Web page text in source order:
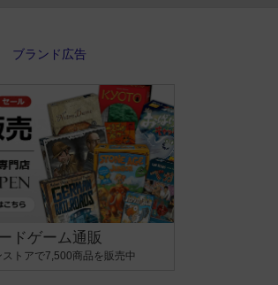
ドゲーム通販
ストアで7,500商品を販売中